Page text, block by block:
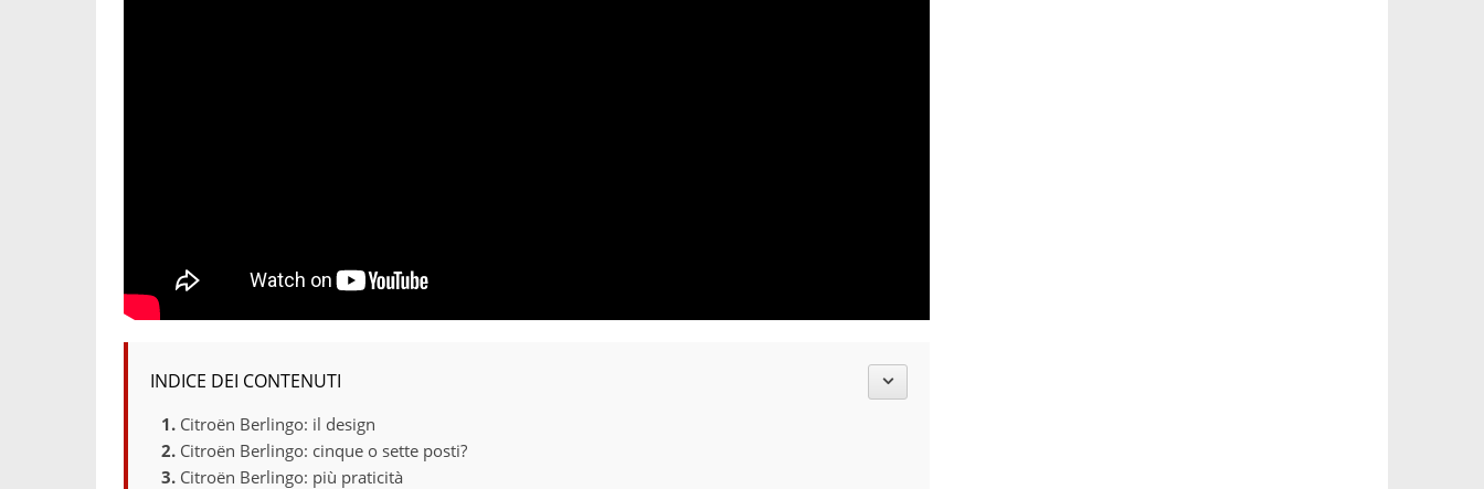
INDICE DEI CONTENUTI
Citroën Berlingo: il design
Citroën Berlingo: cinque o sette posti?
Citroën Berlingo: più praticità